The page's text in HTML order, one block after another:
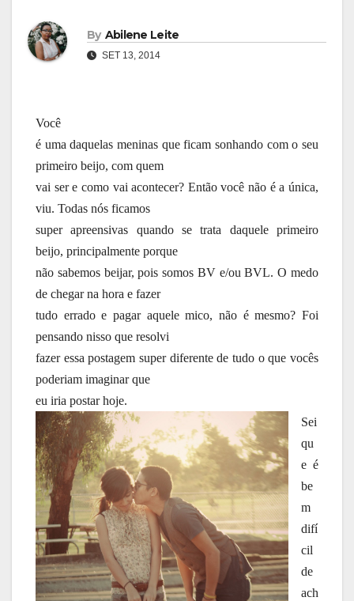
By Abilene Leite
SET 13, 2014
Você
é uma daquelas meninas que ficam sonhando com o seu
primeiro beijo, com quem
vai ser e como vai acontecer? Então você não é a única,
viu. Todas nós ficamos
super apreensivas quando se trata daquele primeiro
beijo, principalmente porque
não sabemos beijar, pois somos BV e/ou BVL. O medo
de chegar na hora e fazer
tudo errado e pagar aquele mico, não é mesmo? Foi
pensando nisso que resolvi
fazer essa postagem super diferente de tudo o que vocês
poderiam imaginar que
eu iria postar hoje.
Sei
qu
e é
be
m
difí
cil
de
ach